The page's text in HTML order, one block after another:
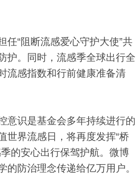
“阻断流感爱心守护大使”共
护。同时，流感季全球出行全
流感指数和行前健康准备清
识是基金会多年持续进行的
世界流感日，将再度发挥“桥
的安心出行保驾护航。微博
防治理念传递给亿万用户。